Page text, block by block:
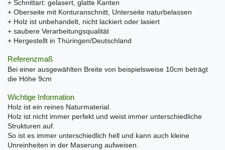
+ Schnittart: gelasert, glatte Kanten
+ Oberseite mit Konturanschnitt, Unterseite naturbelassen
+ Holz ist unbehandelt, nicht lackiert oder lasiert
+ saubere Verarbeitungsqualität
+ Hergestellt in Thüringen/Deutschland
Referenzmaß
Bei einer ausgewählten Breite von beispielsweise 10cm beträgt
die Höhe 9cm
Wichtige Information
Holz ist ein reines Naturmaterial.
Holz ist nicht immer perfekt und weist immer unterschiedliche
Strukturen auf.
So ist es immer unterschiedlich hell und kann auch kleine
Unreinheiten in der Maserung aufweisen.